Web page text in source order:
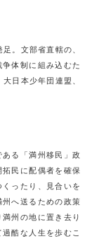
。文部省直轄の、
体制に組み込むた
日本少年団連盟、
る「満州移民」政
民に配偶者を確保
ったり、見合いを
へ送るための政策
州の地に置き去り
酷な人生を歩むこ